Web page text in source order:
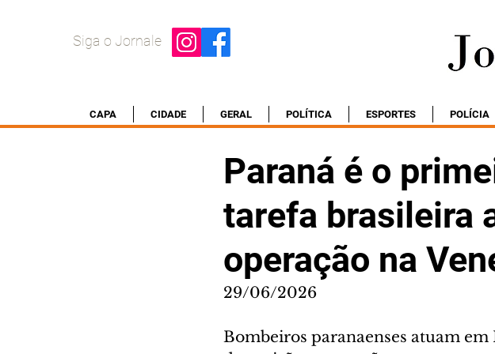
Siga o Jornale
CAPA CIDADE GERAL POLÍTICA ESPORTES POLÍCIA
Paraná é o
tarefa brasileira
operação na
29/06/2026
Bombeiros paranaenses atuam